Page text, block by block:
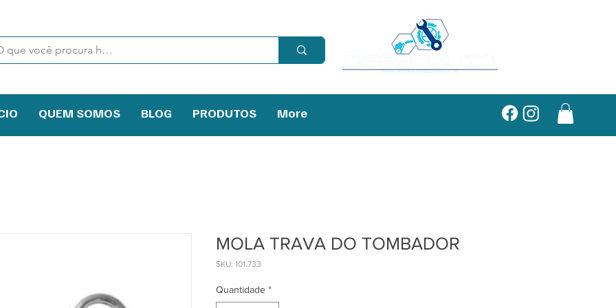
QUEM SOMOS BLOG PRODUTOS More
MOLA TRAVA DO TOMBADOR
SKU: 101.733
Quantidade *